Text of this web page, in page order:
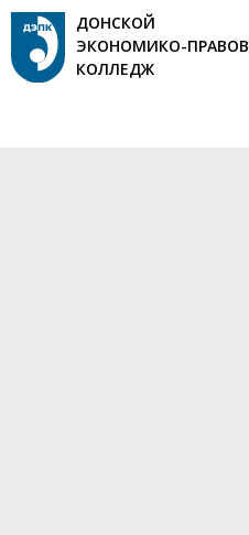
ДОНСКОЙ
ЭКОНОМИКО-ПРАВОВОЙ
КОЛЛЕДЖ